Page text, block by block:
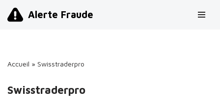
Alerte Fraude
Accueil » Swisstraderpro
Swisstraderpro